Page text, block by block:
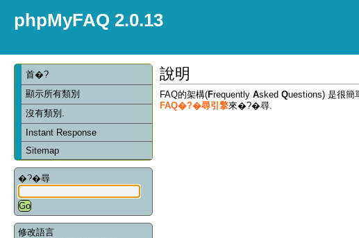
phpMyFAQ 2.0.13
首�?
顯示所有類別
沒有類別.
Instant Response
Sitemap
�?�尋
修改語言
說明
FAQ的架構(Frequently Asked Questions) 是很
FAQ�?�尋引擎來�?�尋.